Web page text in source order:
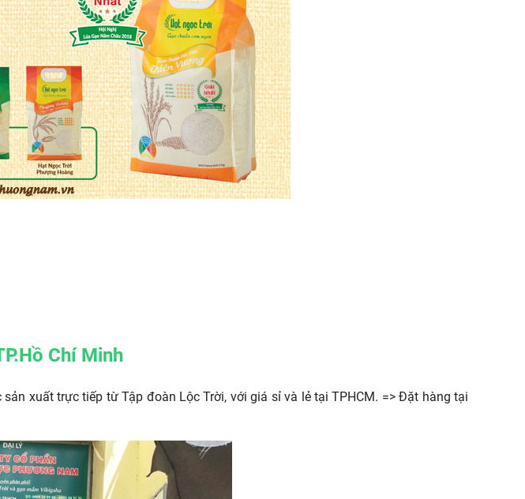
Chí Minh
xuất trực tiếp từ Tập đoàn Lộc Trời, với giá sỉ và lẻ tại TPHCM. => Đặt hàng tại